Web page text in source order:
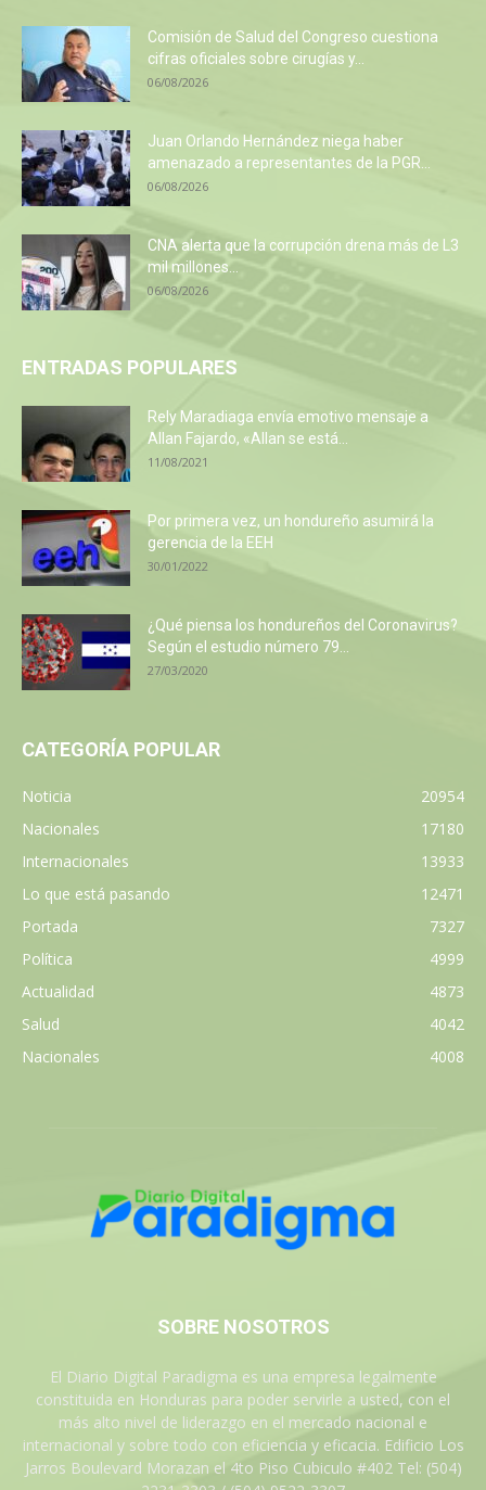
Comisión de Salud del Congreso cuestiona
cifras oficiales sobre cirugías y...
06/08/2026
Juan Orlando Hernández niega haber
amenazado a representantes de la PGR...
06/08/2026
CNA alerta que la corrupción drena más de L3
mil millones...
06/08/2026
ENTRADAS POPULARES
Rely Maradiaga envía emotivo mensaje a
Allan Fajardo, «Allan se está...
11/08/2021
Por primera vez, un hondureño asumirá la
gerencia de la EEH
30/01/2022
¿Qué piensa los hondureños del Coronavirus?
Según el estudio número 79...
27/03/2020
CATEGORÍA POPULAR
Noticia
20954
Nacionales
17180
Internacionales
13933
Lo que está pasando
12471
Portada
7327
Política
4999
Actualidad
4873
Salud
4042
Nacionales
4008
SOBRE NOSOTROS
El Diario Digital Paradigma es una empresa legalmente
constituida en Honduras para poder servirle a usted, con el
más alto nivel de liderazgo en el mercado nacional e
internacional y sobre todo con eficiencia y eficacia. Edificio Los
Jarros Boulevard Morazan el 4to Piso Cubiculo #402 Tel: (504)